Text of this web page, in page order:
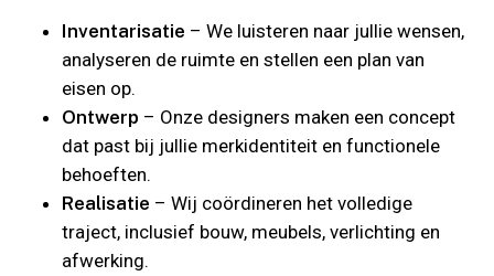
Inventarisatie – We luisteren naar jullie wensen,
analyseren de ruimte en stellen een plan van
eisen op.
Ontwerp – Onze designers maken een concept
dat past bij jullie merkidentiteit en functionele
behoeften.
Realisatie – Wij coördineren het volledige
traject, inclusief bouw, meubels, verlichting en
afwerking.